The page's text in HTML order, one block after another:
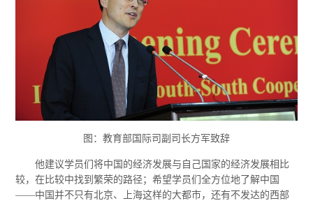
图：教育部国际司副司长方军致辞
他建议学员们将中国的经济发展与自己国家的经济发展相比
较，在比较中找到繁荣的路径；希望学员们全方位地了解中国
——中国并不只有北京、上海这样的大都市，还有不发达的西部